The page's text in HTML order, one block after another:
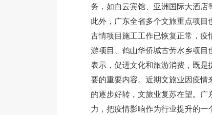
务，如白云宾馆、亚洲国际大酒
此外，广东全省多个文旅重点项
古情项目施工工作已恢复正常，
游项目、鹤山华侨城古劳水乡
表示，促进文化和旅游消费，既
要的重要内容。近期文旅业因疫
的逐步好转，文旅业复苏在望。
力，把疫情影响作为行业提升的一